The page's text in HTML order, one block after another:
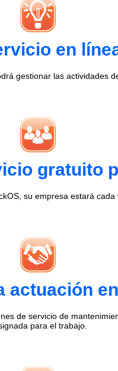
en
gestionar las actividades
gratuito
su empresa estará cada
actuación
de servicio de
para el trabajo.